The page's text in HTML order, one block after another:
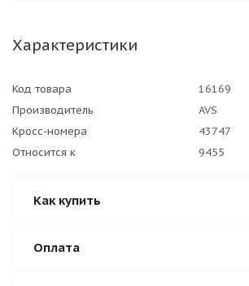
Характеристики
Код товара
16169
Производитель
AVS
Кросс-номера
43747
Относится к
9455
Как купить
Оплата